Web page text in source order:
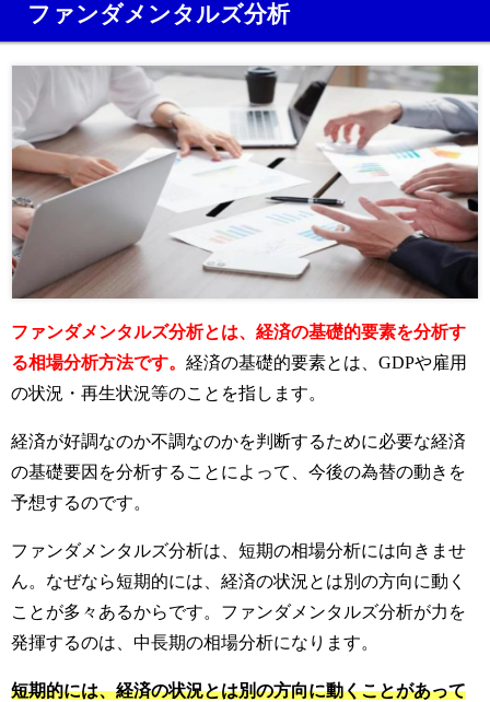
ファンダメンタルズ分析
ファンダメンタルズ分析とは、経済の基礎的要素を分析す
る相場分析方法です。 経済の基礎的要素とは、GDPや雇用
の状況・再生状況等のことを指します。
経済が好調なのか不調なのかを判断するために必要な経済
の基礎要因を分析することによって、今後の為替の動きを
予想するのです。
ファンダメンタルズ分析は、短期の相場分析には向きませ
ん。なぜなら短期的には、経済の状況とは別の方向に動く
ことが多々あるからです。 ファンダメンタルズ分析が力を
発揮するのは、中長期の相場分析になります。
短期的には、経済の状況とは別の方向に動くことがあって